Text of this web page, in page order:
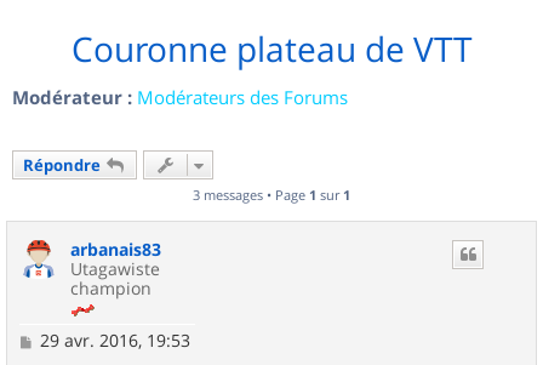
Couronne plateau de VTT
Modérateur : Modérateurs des Forums
Répondre
3 messages • Page 1 sur 1
arbanais83
Utagawiste
champion
M
29 avr. 2016, 19:53